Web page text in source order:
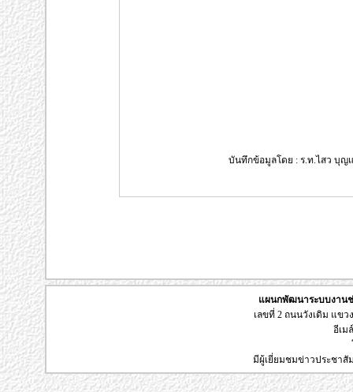
บันทึกข้อมูลโดย : ร.ท.ไสว บุญแ
แผนกพัฒนาระบบงานช่
เลขที่ 2 ถนนวังเดิม แขว
อีเม
มีผู้เยี่ยมชมข่าวประชา